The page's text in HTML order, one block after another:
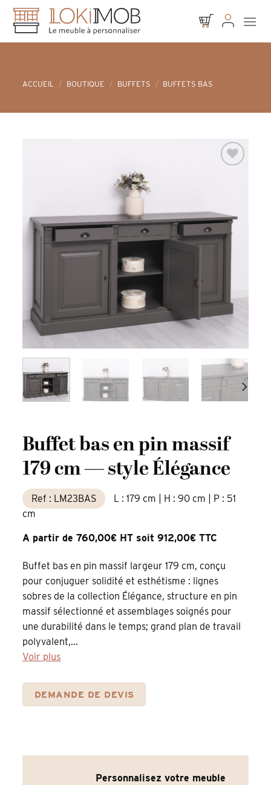
Skip
content
ACCUEIL / BOUTIQUE / BUFFETS / BUFFETS BAS
Buffet bas en pin massif
179 cm — style Élégance
Ref : LM23BAS
L : 179 cm | H : 90 cm | P : 51
cm
A partir de 760,00€ HT soit 912,00€ TTC
Buffet bas en pin massif largeur 179 cm, conçu
pour conjuguer solidité et esthétisme : lignes
sobres de la collection Élégance, structure en pin
massif sélectionné et assemblages soignés pour
une durabilité dans le temps; grand plan de travail
polyvalent,...
Voir plus
DEMANDE DE DEVIS
Personnalisez votre meuble